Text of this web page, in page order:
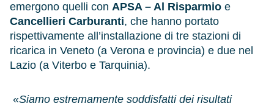
emergono quelli con APSA – Al Risparmio e
Cancellieri Carburanti, che hanno portato
rispettivamente all’installazione di tre stazioni di
ricarica in Veneto (a Verona e provincia) e due nel
Lazio (a Viterbo e Tarquinia).
«Siamo estremamente soddisfatti dei risultati